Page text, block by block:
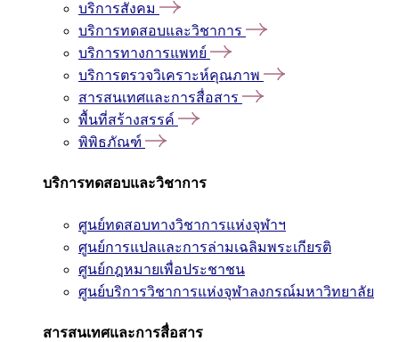
บริการสังคม
บริการทดสอบและวิชาการ
บริการทางการแพทย์
บริการตรวจวิเคราะห์คุณภาพ
สารสนเทศและการสื่อสาร
พื้นที่สร้างสรรค์
พิพิธภัณฑ์
บริการทดสอบและวิชาการ
ศูนย์ทดสอบทางวิชาการแห่งจุฬาฯ
ศูนย์การแปลและการล่ามเฉลิมพระเกียรติ
ศูนย์กฎหมายเพื่อประชาชน
ศูนย์บริการวิชาการแห่งจุฬาลงกรณ์มหาวิทยาลัย
สารสนเทศและการสื่อสาร